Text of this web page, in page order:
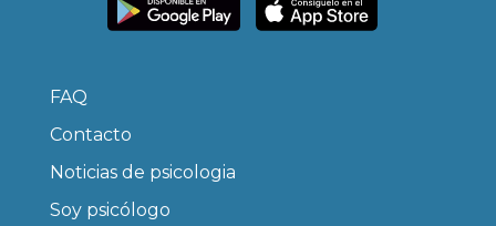
FAQ
Contacto
Noticias de psicologia
Soy psicólogo